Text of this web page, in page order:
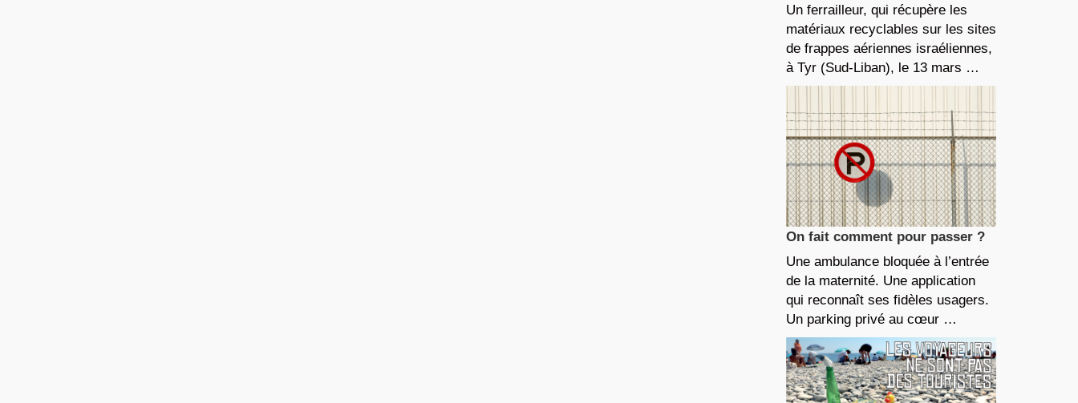
Un ferrailleur, qui récupère les
matériaux recyclables sur les sites
de frappes aériennes israéliennes,
à Tyr (Sud-Liban), le 13 mars …
On fait comment pour passer ?
Une ambulance bloquée à l’entrée
de la maternité. Une application
qui reconnaît ses fidèles usagers.
Un parking privé au cœur …